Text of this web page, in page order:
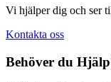
Vi hjälper dig och ser
Kontakta oss
Behöver du